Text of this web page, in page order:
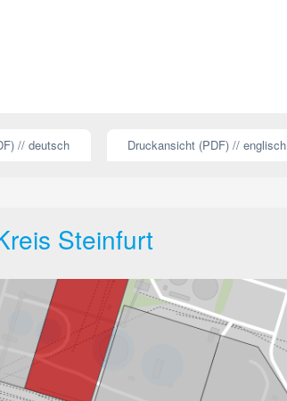
// deutsch Druckansicht (PDF) // englisch
Steinfurt